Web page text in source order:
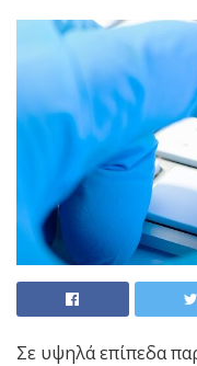
Σε υψηλά επίπεδα